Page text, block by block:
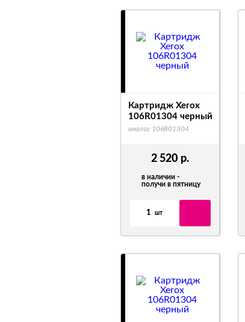
2 520 р.
в наличии -
получи в пятницу
1 шт
Картридж Xerox
106R01304 черный
аналог 106R01304